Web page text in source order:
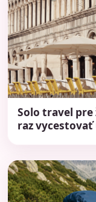
Solo travel pre
raz vycestovať